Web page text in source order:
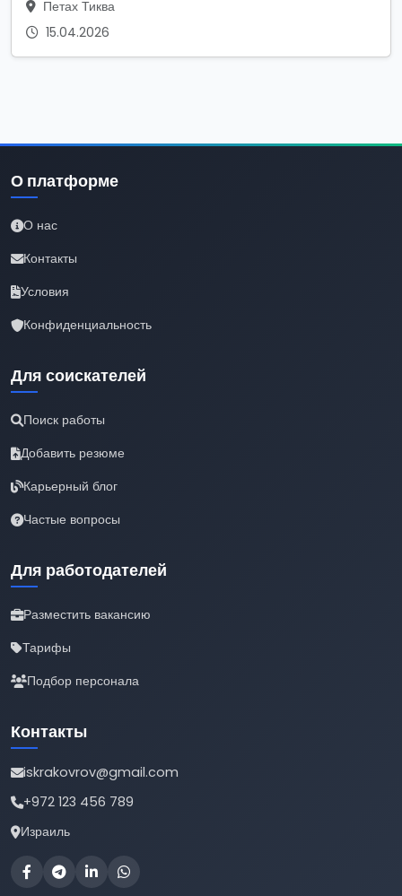
Петах Тиква
15.04.2026
О платформе
О нас
Контакты
Условия
Конфиденциальность
Для соискателей
Поиск работы
Добавить резюме
Карьерный блог
Частые вопросы
Для работодателей
Разместить вакансию
Тарифы
Подбор персонала
Контакты
iskrakovrov@gmail.com
+972 123 456 789
Израиль